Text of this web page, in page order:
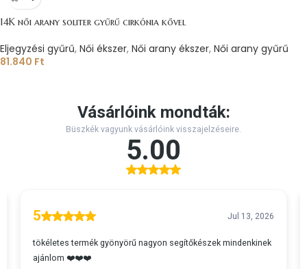
14K női arany soliter gyűrű cirkónia kővel
Eljegyzési gyűrű, Női ékszer, Női arany ékszer, Női arany gyűrű
81.840 Ft